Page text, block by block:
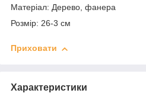
Матеріал: Дерево, фанера
Розмір: 26-3 см
Приховати
Характеристики